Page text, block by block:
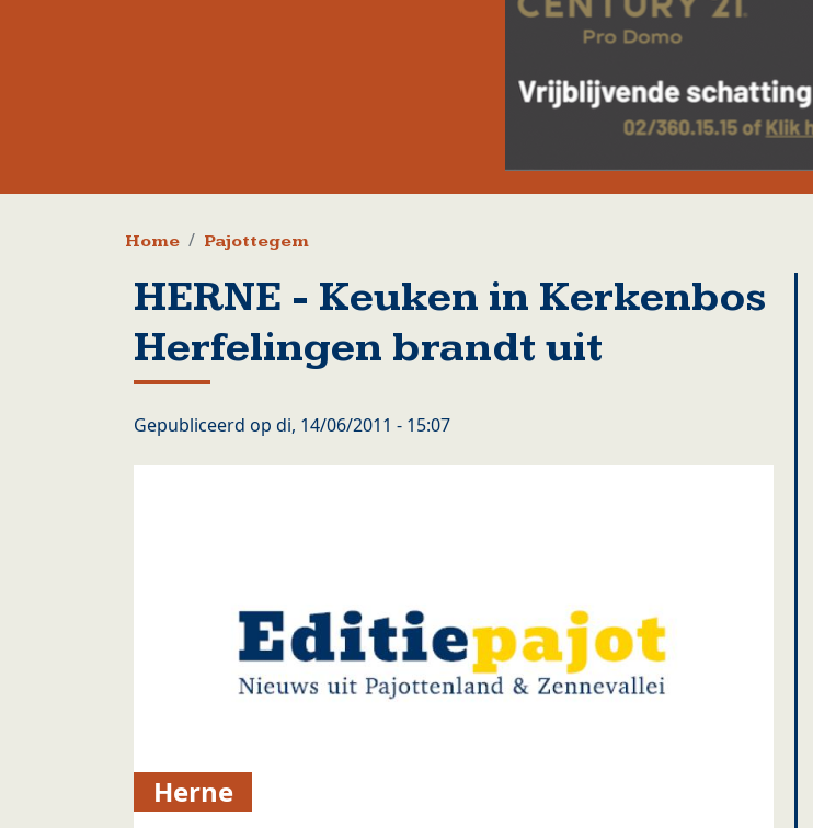
Kruimelpad
Home Pajottegem
HERNE - Keuken in Kerkenbos
Herfelingen brandt uit
Gepubliceerd op di, 14/06/2011 - 15:07
Herne